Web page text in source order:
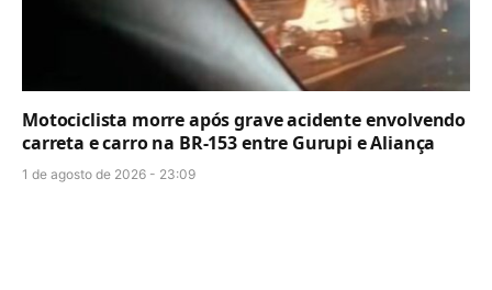
Motociclista morre após grave acidente envolvendo
carreta e carro na BR-153 entre Gurupi e Aliança
1 de agosto de 2026 - 23:09